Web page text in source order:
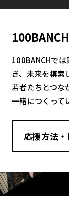
100BANCHで
き、未来を模索
若者たちとつな
一緒につくって
応援方法